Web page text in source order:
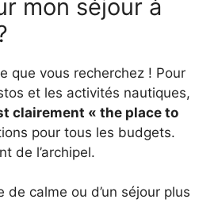
mon séjour à
que vous recherchez ! Pour
et les activités nautiques,
clairement « the place to
pour tous les budgets.
de l’archipel.
de calme ou d’un séjour plus